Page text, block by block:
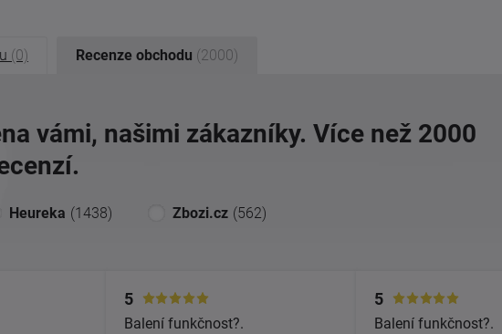
(0) Recenze obchodu (2000)
vámi, našimi zákazníky. Více než 2000
Heureka (1438) Zbozi.cz (562)
5
Balení funkčnost?.
5
Balení funkčnost?.